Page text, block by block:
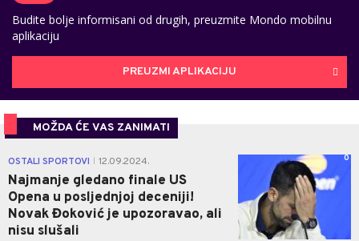
Budite bolje informisani od drugih, preuzmite Mondo mobilnu
aplikaciju
PREUZMI APLIKACIJU
MOŽDA ĆE VAS ZANIMATI
OSTALI SPORTOVI 12.09.2024.
Najmanje gledano finale US
Opena u posljednjoj deceniji!
Novak Đoković je upozoravao, ali
nisu slušali
0